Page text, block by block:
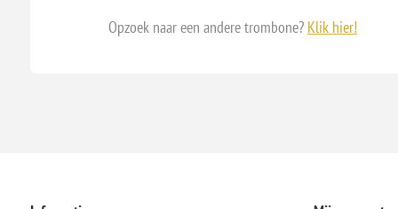
Opzoek naar een andere trombone? Klik hier!